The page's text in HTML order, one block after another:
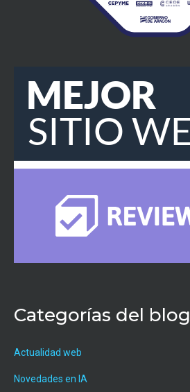
Categorías del blog
Actualidad web
Novedades en IA